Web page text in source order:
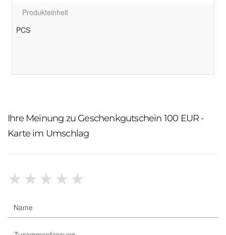
Produkteinheit
PCS
Ihre Meinung zu Geschenkgutschein 100 EUR -
Karte im Umschlag
★★★★★